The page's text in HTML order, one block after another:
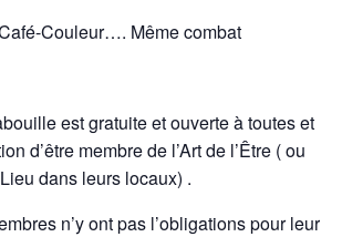
Couleur…. Même combat
est gratuite et ouverte à toutes et
d’être membre de l’Art de l’Être ( ou
dans leurs locaux) .
n’y ont pas l’obligations pour leur